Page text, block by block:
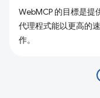
WebMCP 的目標是提
代理程式能以更高的
作。